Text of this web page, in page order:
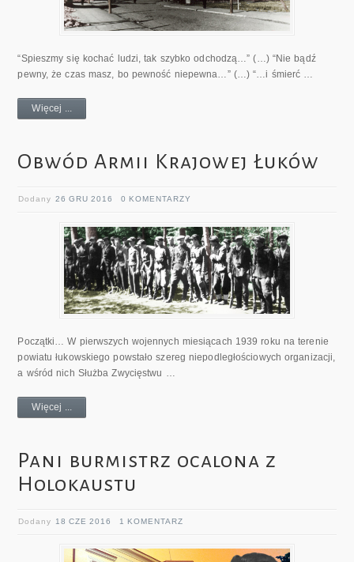
“Spieszmy się kochać ludzi, tak szybko odchodzą…” (…) “Nie bądź
pewny, że czas masz, bo pewność niepewna…” (…) “…i śmierć …
Więcej ...
Obwód Armii Krajowej Łuków
Dodany26 GRU 2016 0 KOMENTARZY
Początki… W pierwszych wojennych miesiącach 1939 roku na terenie
powiatu łukowskiego powstało szereg niepodległościowych organizacji,
a wśród nich Służba Zwycięstwu …
Więcej ...
Pani burmistrz ocalona z
Holokaustu
Dodany 18 CZE 2016 1 KOMENTARZ